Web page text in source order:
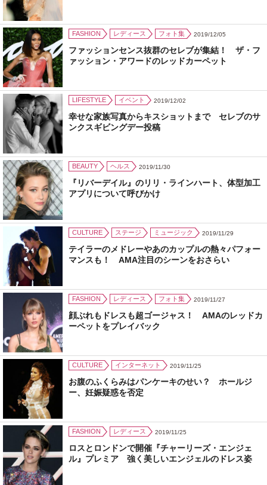
FASHION レディース フォト集 2019/12/05
ファッションセンス抜群のセレブが集結！ ザ・フ
ァッション・アワードのレッドカーペット
LIFESTYLE イベント 2019/12/02
幸せな家族写真からキスショットまで セレブのサ
ンクスギビングデー投稿
BEAUTY ヘルス 2019/11/30
『リバーデイル』のリリ・ラインハート、体型加工
アプリについて呼びかけ
CULTURE ステージ ミュージック 2019/11/29
テイラーのメドレーやあのカップルの熱々パフォー
マンスも！ AMA注目のシーンをおさらい
FASHION レディース フォト集 2019/11/27
顔ぶれもドレスも超ゴージャス！ AMAのレッドカ
ーペットをプレイバック
CULTURE インターネット 2019/11/25
お腹のふくらみはパンケーキのせい？ ホールジ
ー、妊娠疑惑を否定
FASHION レディース 2019/11/25
ロスとロンドンで開催『チャーリーズ・エンジェ
ル』プレミア 強く美しいエンジェルのドレス姿